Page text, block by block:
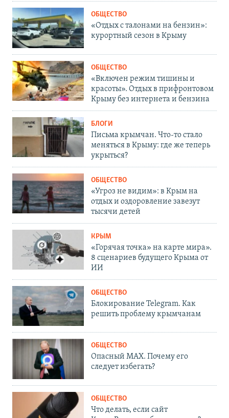
ОБЩЕСТВО
«Отдых с талонами на бензин»:
курортный сезон в Крыму
ОБЩЕСТВО
«Включен режим тишины и
красоты». Отдых в прифронтовом
Крыму без интернета и бензина
БЛОГИ
Письма крымчан. Что-то стало
меняться в Крыму: где же теперь
укрыться?
ОБЩЕСТВО
«Угроз не видим»: в Крым на
отдых и оздоровление завезут
тысячи детей
КРЫМ
«Горячая точка» на карте мира».
8 сценариев будущего Крыма от
ИИ
ОБЩЕСТВО
Блокирование Telegram. Как
решить проблему крымчанам
ОБЩЕСТВО
Опасный MAX. Почему его
следует избегать?
ОБЩЕСТВО
Что делать, если сайт